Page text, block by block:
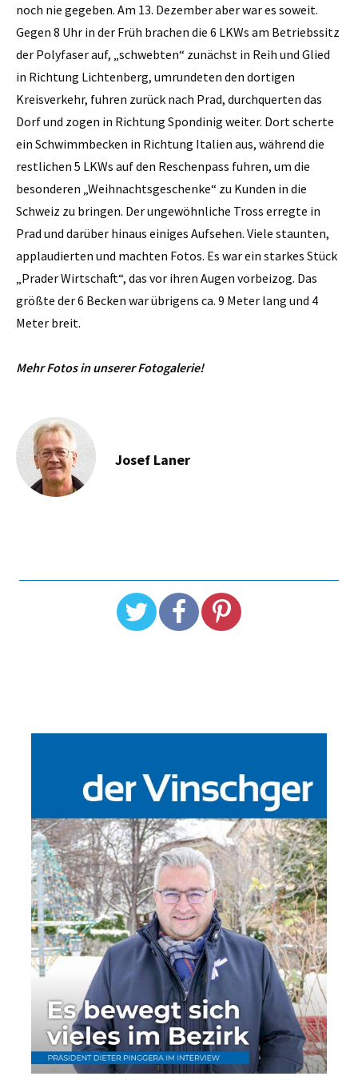
noch nie gegeben. Am 13. Dezember aber war es soweit.
Gegen 8 Uhr in der Früh brachen die 6 LKWs am Betriebssitz
der Polyfaser auf, „schwebten“ zunächst in Reih und Glied
in Richtung Lichtenberg, umrundeten den dortigen
Kreisverkehr, fuhren zurück nach Prad, durchquerten das
Dorf und zogen in Richtung Spondinig weiter. Dort scherte
ein Schwimmbecken in Richtung Italien aus, während die
restlichen 5 LKWs auf den Reschenpass fuhren, um die
besonderen „Weihnachtsgeschenke“ zu Kunden in die
Schweiz zu bringen. Der ungewöhnliche Tross erregte in
Prad und darüber hinaus einiges Aufsehen. Viele staunten,
applaudierten und machten Fotos. Es war ein starkes Stück
„Prader Wirtschaft“, das vor ihren Augen vorbeizog. Das
größte der 6 Becken war übrigens ca. 9 Meter lang und 4
Meter breit.
Mehr Fotos in unserer Fotogalerie!
Josef Laner